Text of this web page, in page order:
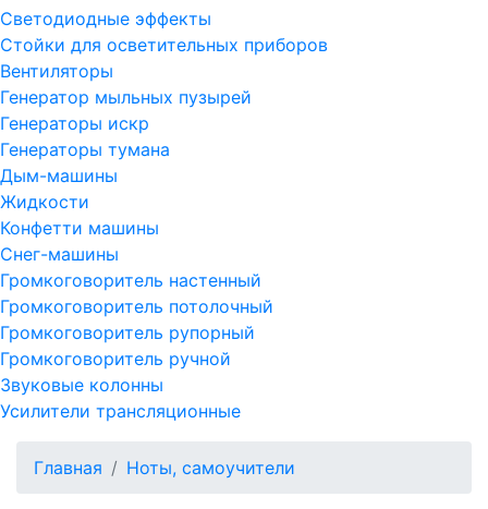
Светодиодные эффекты
Стойки для осветительных приборов
Вентиляторы
Генератор мыльных пузырей
Генераторы искр
Генераторы тумана
Дым-машины
Жидкости
Конфетти машины
Снег-машины
Громкоговоритель настенный
Громкоговоритель потолочный
Громкоговоритель рупорный
Громкоговоритель ручной
Звуковые колонны
Усилители трансляционные
Главная Ноты, самоучители